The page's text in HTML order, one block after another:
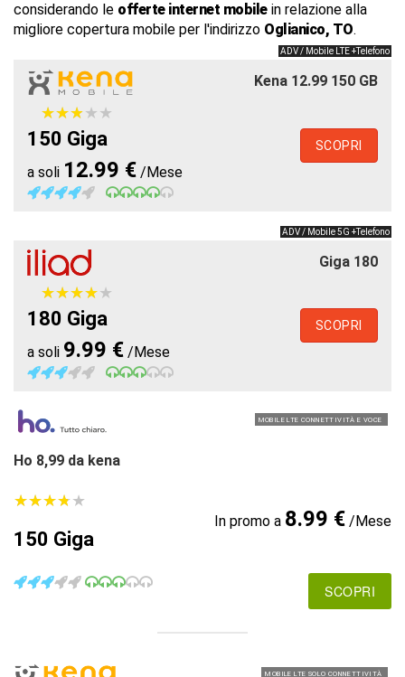
considerando le offerte internet mobilein relazione alla
migliore copertura mobile per l'indirizzo Oglianico, TO.
ADV / Mobile LTE +Telefono
Kena 12.99 150 GB
★★★★★
★★★★★
150 Giga
a soli 12.99 € /Mese
SCOPRI
ADV / Mobile 5G +Telefono
Giga 180
★★★★★
★★★★★
180 Giga
a soli 9.99 € /Mese
SCOPRI
MOBILE LTE CONNETTIVITÀ E VOCE
Ho 8,99 da kena
★★★★★
★★★★★
150 Giga
In promo a 8.99 €/Mese
SCOPRI
MOBILE LTE SOLO CONNETTIVITÀ